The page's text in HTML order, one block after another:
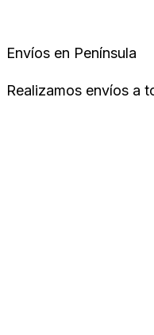
Envíos en Península
Realizamos envíos a